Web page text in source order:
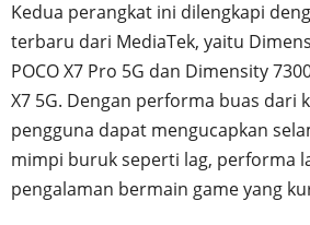
Kedua perangkat ini dilengkapi
terbaru dari MediaTek, yaitu
POCO X7 Pro 5G dan Dimensity
X7 5G. Dengan performa buas dari
pengguna dapat mengucapkan
mimpi buruk seperti lag, performa
pengalaman bermain game yang